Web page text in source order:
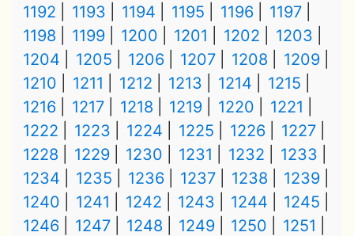
1192
1193 1194 1195 1196
1197
1198
1199 1200 1201 1202
1203
1204
1205 1206 1207 1208
1209
1210
1211 1212 1213 1214
1215
1216
1217 1218 1219 1220
1221
1222
1223 1224 1225 1226
1227
1228
1229 1230 1231 1232
1233
1234
1235 1236 1237 1238
1239
1240
1241 1242 1243 1244
1245
1246
1247 1248 1249 1250
1251